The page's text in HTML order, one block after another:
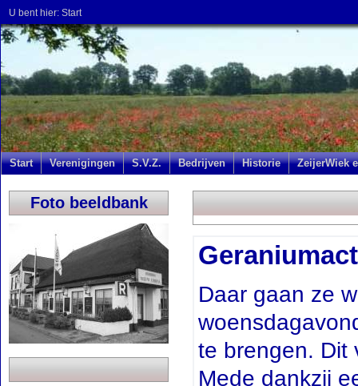
U bent hier: Start
Start Verenigingen S.V.Z. Bedrijven Historie ZeijerWiek
Foto beeldbank
Daar gaan ze
te brengen. Dit
Mede dankzij